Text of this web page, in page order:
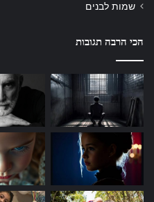
שמות לבנים
הכי הרבה תגובות